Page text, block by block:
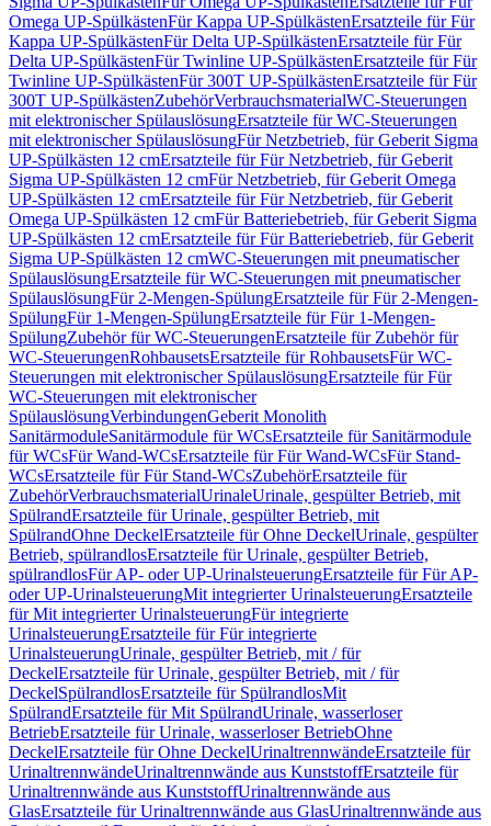
Omega UP-SpülkästenFür Kappa UP-SpülkästenErsatzteile für Für
Kappa UP-SpülkästenFür Delta UP-SpülkästenErsatzteile für Für
Delta UP-SpülkästenFür Twinline UP-SpülkästenErsatzteile für Für
Twinline UP-SpülkästenFür 300T UP-SpülkästenErsatzteile für Für
300T UP-SpülkästenZubehörVerbrauchsmaterialWC-Steuerungen
mit elektronischer SpülauslösungErsatzteile für WC-Steuerungen
mit elektronischer SpülauslösungFür Netzbetrieb, für Geberit Sigma
UP-Spülkästen 12 cmErsatzteile für Für Netzbetrieb, für Geberit
Sigma UP-Spülkästen 12 cmFür Netzbetrieb, für Geberit Omega
UP-Spülkästen 12 cmErsatzteile für Für Netzbetrieb, für Geberit
Omega UP-Spülkästen 12 cmFür Batteriebetrieb, für Geberit Sigma
UP-Spülkästen 12 cmErsatzteile für Für Batteriebetrieb, für Geberit
Sigma UP-Spülkästen 12 cmWC-Steuerungen mit pneumatischer
SpülauslösungErsatzteile für WC-Steuerungen mit pneumatischer
SpülauslösungFür 2-Mengen-SpülungErsatzteile für Für 2-Mengen-
SpülungFür 1-Mengen-SpülungErsatzteile für Für 1-Mengen-
SpülungZubehör für WC-SteuerungenErsatzteile für Zubehör für
WC-SteuerungenRohbausetsErsatzteile für RohbausetsFür WC-
Steuerungen mit elektronischer SpülauslösungErsatzteile für Für
WC-Steuerungen mit elektronischer
SpülauslösungVerbindungenGeberit Monolith
SanitärmoduleSanitärmodule für WCsErsatzteile für Sanitärmodule
für WCsFür Wand-WCsErsatzteile für Für Wand-WCsFür Stand-
WCsErsatzteile für Für Stand-WCsZubehörErsatzteile für
ZubehörVerbrauchsmaterialUrinaleUrinale, gespülter Betrieb, mit
SpülrandErsatzteile für Urinale, gespülter Betrieb, mit
SpülrandOhne DeckelErsatzteile für Ohne DeckelUrinale, gespülter
Betrieb, spülrandlosErsatzteile für Urinale, gespülter Betrieb,
spülrandlosFür AP- oder UP-UrinalsteuerungErsatzteile für Für AP-
oder UP-UrinalsteuerungMit integrierter UrinalsteuerungErsatzteile
für Mit integrierter UrinalsteuerungFür integrierte
UrinalsteuerungErsatzteile für Für integrierte
UrinalsteuerungUrinale, gespülter Betrieb, mit / für
DeckelErsatzteile für Urinale, gespülter Betrieb, mit / für
DeckelSpülrandlosErsatzteile für SpülrandlosMit
SpülrandErsatzteile für Mit SpülrandUrinale, wasserloser
BetriebErsatzteile für Urinale, wasserloser BetriebOhne
DeckelErsatzteile für Ohne DeckelUrinaltrennwändeErsatzteile für
UrinaltrennwändeUrinaltrennwände aus KunststoffErsatzteile für
Urinaltrennwände aus KunststoffUrinaltrennwände aus
GlasErsatzteile für Urinaltrennwände aus GlasUrinaltrennwände aus